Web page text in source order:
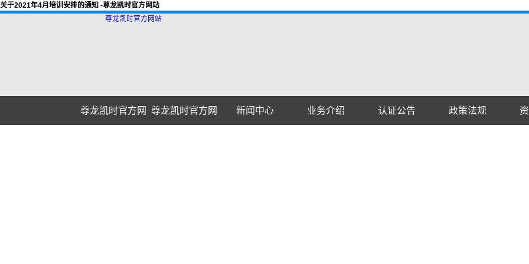
关于2021年4月培训安排的通知 -尊龙凯时官方网站
尊龙凯时官方网站
尊龙凯时官方网 尊龙凯时官方网 新闻中心 业务介绍 认证公告 政策法规